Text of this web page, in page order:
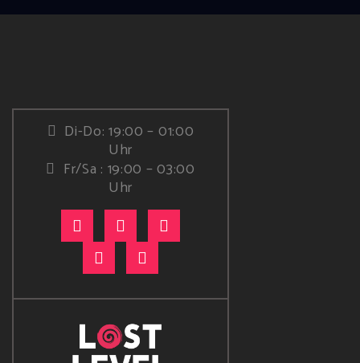
Di-Do: 19:00 – 01:00
Uhr
Fr/Sa : 19:00 – 03:00
Uhr